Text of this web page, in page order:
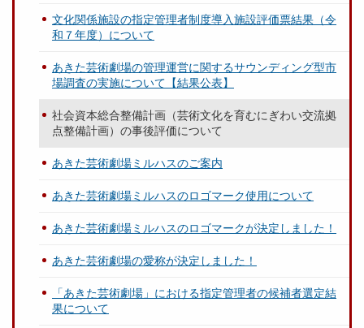
文化関係施設の指定管理者制度導入施設評価票結果（令
和７年度）について
あきた芸術劇場の管理運営に関するサウンディング型市
場調査の実施について【結果公表】
社会資本総合整備計画（芸術文化を育むにぎわい交流拠
点整備計画）の事後評価について
あきた芸術劇場ミルハスのご案内
あきた芸術劇場ミルハスのロゴマーク使用について
あきた芸術劇場ミルハスのロゴマークが決定しました！
あきた芸術劇場の愛称が決定しました！
「あきた芸術劇場」における指定管理者の候補者選定結
果について